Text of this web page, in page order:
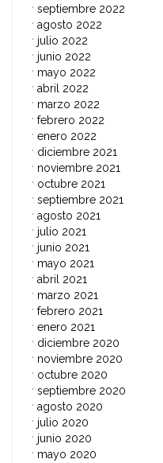
septiembre 2022
agosto 2022
julio 2022
junio 2022
mayo 2022
abril 2022
marzo 2022
febrero 2022
enero 2022
diciembre 2021
noviembre 2021
octubre 2021
septiembre 2021
agosto 2021
julio 2021
junio 2021
mayo 2021
abril 2021
marzo 2021
febrero 2021
enero 2021
diciembre 2020
noviembre 2020
octubre 2020
septiembre 2020
agosto 2020
julio 2020
junio 2020
mayo 2020